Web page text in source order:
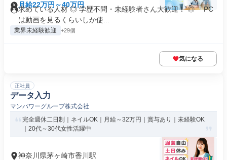
月給22万円～40万円
求めている人材 ◎ 学歴不問・未経験者さん大歓迎！ ◎ 「PC
は動画を見るくらいしか使...
業界未経験歓迎 +29個
気になる
正社員
データ入力
マンパワーグループ株式会社
完全週休二日制｜ネイルOK｜月給～32万円｜賞与あり｜未経験OK
｜20代～30代女性活躍中
神奈川県茅ヶ崎市香川駅